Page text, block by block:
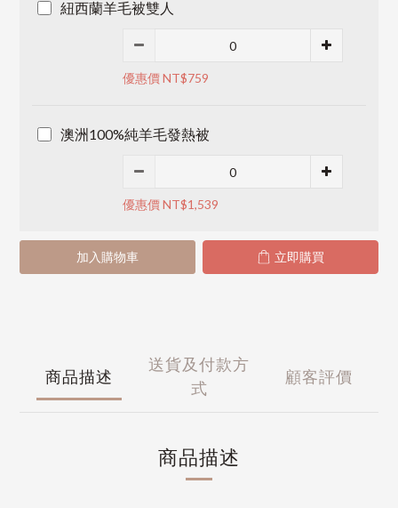
紐西蘭羊毛被雙人
優惠價 NT$759
澳洲100%純羊毛發熱被
優惠價 NT$1,539
加入購物車 立即購買
商品描述
送貨及付款方
式
顧客評價
商品描述